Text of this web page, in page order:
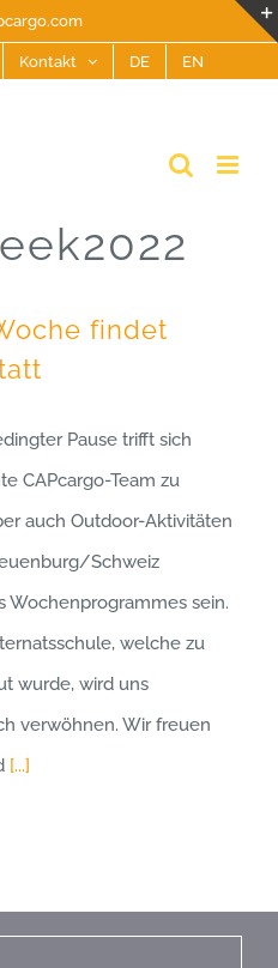
Kontakt DE EN
findet
Pause trifft sich
CAPcargo-Team zu
auch Outdoor-Aktivitäten
Schweiz
Wochenprogrammes sein.
welche zu
wurde, wird uns
verwöhnen. Wir freuen
[...]